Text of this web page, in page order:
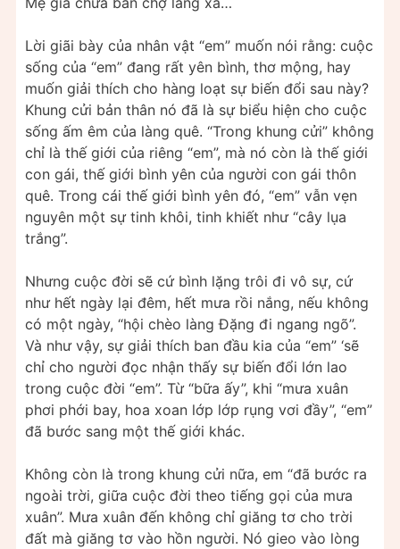
Lời giãi bày của nhân vật “em” muốn nói rằng: cuộc
sống của “em” đang rất yên bình, thơ mộng, hay
muốn giải thích cho hàng loạt sự biến đổi sau này?
Khung cửi bản thân nó đã là sự biểu hiện cho cuộc
sống ấm êm của làng quê. “Trong khung cửi” không
chỉ là thế giới của riêng “em”, mà nó còn là thế giới
con gái, thế giới bình yên của người con gái thôn
quê. Trong cái thế giới bình yên đó, “em” vẫn vẹn
nguyên một sự tinh khôi, tinh khiết như “cây lụa
trắng”.
Nhưng cuộc đời sẽ cứ bình lặng trôi đi vô sự, cứ
như hết ngày lại đêm, hết mưa rồi nắng, nếu không
có một ngày, “hội chèo làng Đặng đi ngang ngõ”.
Và như vậy, sự giải thích ban đầu kia của “em” ‘sẽ
chỉ cho người đọc nhận thấy sự biến đổi lớn lao
trong cuộc đời “em”. Từ “bữa ấy”, khi “mưa xuân
phơi phới bay, hoa xoan lớp lớp rụng vơi đầy”, “em”
đã bước sang một thế giới khác.
Không còn là trong khung cửi nữa, em “đã bước ra
ngoài trời, giữa cuộc đời theo tiếng gọi của mưa
xuân”. Mưa xuân đến không chỉ giăng tơ cho trời
đất mà giăng tơ vào hồn người. Nó gieo vào lòng